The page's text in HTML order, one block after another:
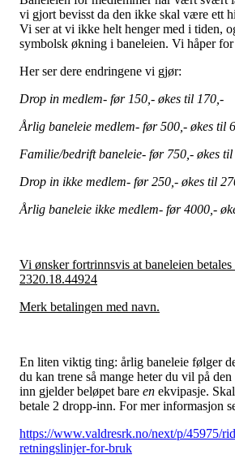
vi gjort bevisst da den ikke skal være ett
Vi ser at vi ikke helt henger med i tiden,
symbolsk økning i baneleien. Vi håper for
Her ser dere endringene vi gjør:
Drop in medlem- før 150,- økes til 170,-
Årlig baneleie medlem- før 500,- økes til
Familie/bedrift baneleie- før 750,- økes
Drop in ikke medlem- før 250,- økes til
Årlig baneleie ikke medlem- før 4000,-
Vi ønsker fortrinnsvis at baneleien
2320.18.44924
Merk betalingen med navn.
En liten viktig ting: årlig baneleie følger
du kan trene så mange heter du vil på
inn gjelder beløpet bare en ekvipasje.
betale 2 dropp-inn. For mer informasjon
https://www.valdresrk.no/next/p/45975/
retningslinjer-for-bruk